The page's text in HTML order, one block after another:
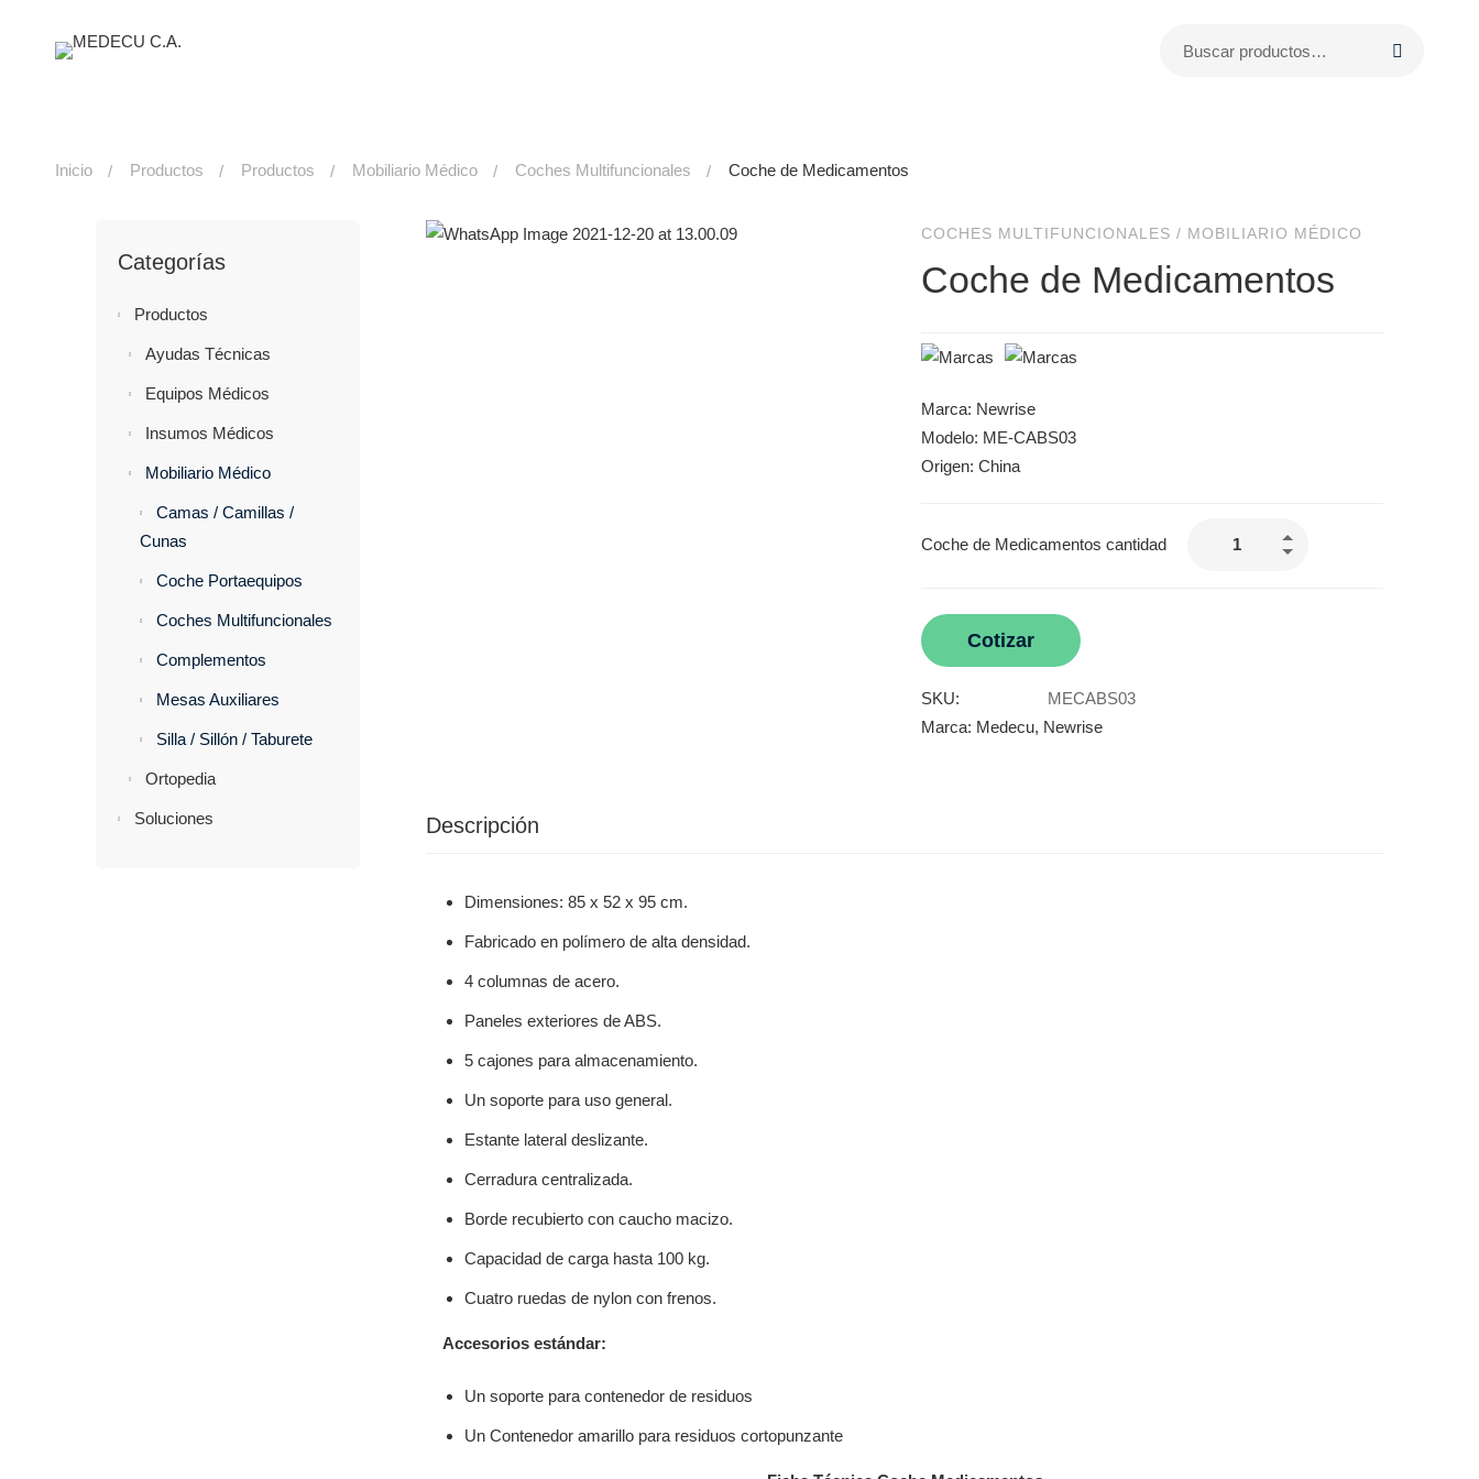
Inicio Productos Productos Mobiliario Médico Coches Multifuncionales Coche de Medicamentos
Categorías
Productos
Ayudas Técnicas
Equipos Médicos
Insumos Médicos
Mobiliario Médico
Camas / Camillas /
Cunas
Coche Portaequipos
Coches Multifuncionales
Complementos
Mesas Auxiliares
Silla / Sillón / Taburete
Ortopedia
Soluciones
COCHES MULTIFUNCIONALES / MOBILIARIO MÉDICO
Coche de Medicamentos
Marca: Newrise
Modelo: ME-CABS03
Origen: China
Coche de Medicamentos cantidad
Cotizar
SKU:
MECABS03
Marca: Medecu, Newrise
Descripción
Dimensiones: 85 x 52 x 95 cm.
Fabricado en polímero de alta densidad.
4 columnas de acero.
Paneles exteriores de ABS.
5 cajones para almacenamiento.
Un soporte para uso general.
Estante lateral deslizante.
Cerradura centralizada.
Borde recubierto con caucho macizo.
Capacidad de carga hasta 100 kg.
Cuatro ruedas de nylon con frenos.
Accesorios estándar:
Un soporte para contenedor de residuos
Un Contenedor amarillo para residuos cortopunzante